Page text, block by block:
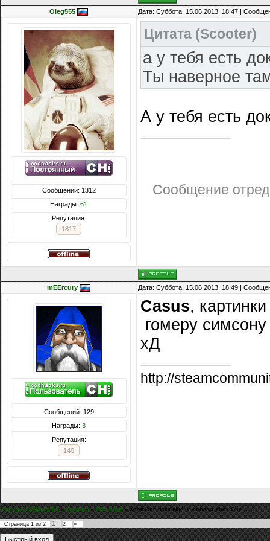
Oleg555 Дата: Суббота, 15.06.2013, 18:47 |
Сообщений: 1312
Награды: 61
Репутация:
1817
Цитата (Scooter)
а у тебя есть
Ты наверное
А у тебя есть
Сообщение
mEErcury Дата: Суббота, 15.06.2013, 18:49 |
Сообщений: 129
Награды: 3
Репутация:
140
Casus,
гомеру
хД
http://
Форум CoDHacks.Ru » Курилка » Обо всем » Xbox One пока ещё не совсем Xbox One.
Страница 1 из 2 1 2 »